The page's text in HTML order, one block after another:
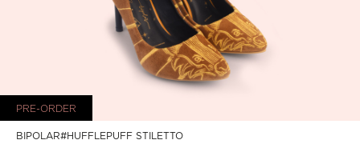
PRE-ORDER
BIPOLAR#HUFFLEPUFF STILETTO